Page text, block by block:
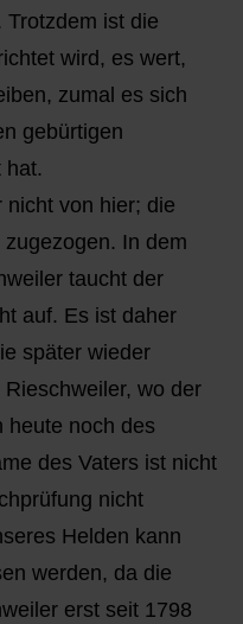
ist die
wird, es wert,
zumal es sich
gebürtigen
hat.
nicht von hier; die
In dem
taucht der
auf. Es ist daher
später wieder
wo der
heute noch des
des Vaters ist nicht
nicht
Helden kann
werden, da die
erst seit 1798